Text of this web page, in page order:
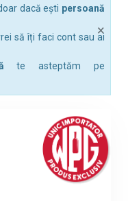
dacă ești persoană
să îți faci cont sau ai
te asteptăm pe
×